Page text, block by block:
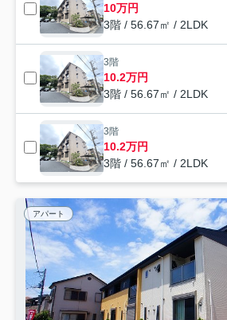
10万円
3階 / 56.67㎡ / 2LDK
3階
10.2万円
3階 / 56.67㎡ / 2LDK
3階
10.2万円
3階 / 56.67㎡ / 2LDK
アパート